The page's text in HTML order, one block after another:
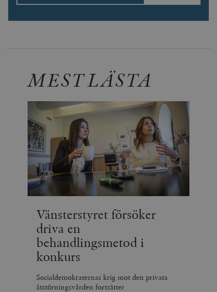
MEST LÄSTA
Vänsterstyret försöker
driva en
behandlingsmetod i
konkurs
Socialdemokraternas krig mot den privata
ätstörningsvården fortsätter